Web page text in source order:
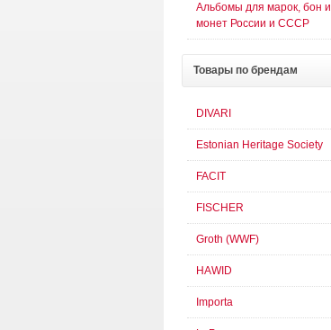
Альбомы для марок, бон и
монет России и СССР
Товары по брендам
DIVARI
Estonian Heritage Society
FACIT
FISCHER
Groth (WWF)
HAWID
Importa